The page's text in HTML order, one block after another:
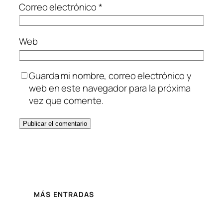
Correo electrónico*
Web
Guarda mi nombre, correo electrónico y
web en este navegador para la próxima
vez que comente.
MÁS ENTRADAS